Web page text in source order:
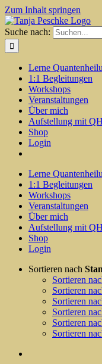
Zum Inhalt springen
Suche nach:
Lerne
1:1 Begleitungen
Workshops
Veranstaltungen
Über mich
Aufstellung mit QH
Shop
Login
Lerne
1:1 Begleitungen
Workshops
Veranstaltungen
Über mich
Aufstellung mit QH
Shop
Login
Sortieren nach
Sortieren
Sortieren
Sortieren
Sortieren
Sortieren
Sortieren